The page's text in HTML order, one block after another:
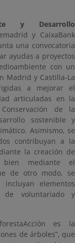
y Desarrollo
y CaixaBank
una convocatoria
ayudas a proyectos
con un
Madrid y Castilla-La
a mejorar el
articuladas en la
de la
sostenible y
Asimismo, se
contribuyan a la
la creación de
mediante el
de otro modo, se
elementos
de voluntariado y
es la
de árboles”, que